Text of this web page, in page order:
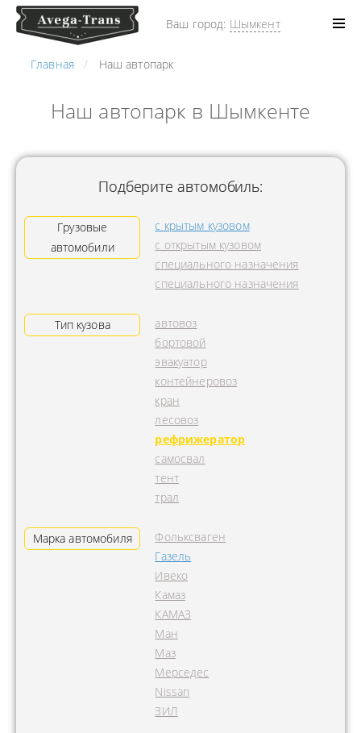
Ваш город: Шымкент
Главная Наш автопарк
Наш автопарк в Шымкенте
Подберите автомобиль:
Грузовые
автомобили
с крытым кузовом
с открытым кузовом
специального назначения
специального назначения
Тип кузова
автовоз
бортовой
эвакуатор
контейнеровоз
кран
лесовоз
рефрижератор
самосвал
тент
трал
Марка автомобиля
Фольксваген
Газель
Ивеко
Камаз
КАМАЗ
Ман
Маз
Мерседес
Nissan
ЗИЛ